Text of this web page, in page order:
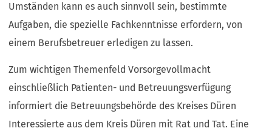
Umständen kann es auch sinnvoll sein, bestimmte
Aufgaben, die spezielle Fachkenntnisse erfordern, von
einem Berufsbetreuer erledigen zu lassen.
Zum wichtigen Themenfeld Vorsorgevollmacht
einschließlich Patienten- und Betreuungsverfügung
informiert die Betreuungsbehörde des Kreises Düren
Interessierte aus dem Kreis Düren mit Rat und Tat. Eine